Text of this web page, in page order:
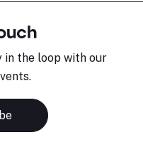
in the loop with our